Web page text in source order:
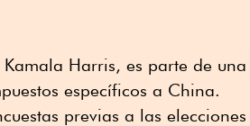
Harris, es parte de una
específicos a China.
previas a las elecciones